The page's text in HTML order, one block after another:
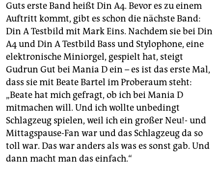
Guts erste Band heißt Din A4. Bevor es zu einem
Auftritt kommt, gibt es schon die nächste Band:
Din A Testbild mit Mark Eins. Nachdem sie bei Din
A4 und Din A Testbild Bass und Stylophone, eine
elektronische Miniorgel, gespielt hat, steigt
Gudrun Gut bei Mania D ein – es ist das erste Mal,
dass sie mit Beate Bartel im Proberaum steht:
„Beate hat mich gefragt, ob ich bei Mania D
mitmachen will. Und ich wollte unbedingt
Schlagzeug spielen, weil ich ein großer Neu!- und
Mittagspause-Fan war und das Schlagzeug da so
toll war. Das war anders als was es sonst gab. Und
dann macht man das einfach.“